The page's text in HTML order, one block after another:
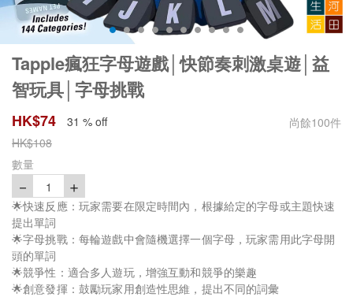
Tapple瘋狂字母遊戲│快節奏刺激桌遊│益
智玩具│字母挑戰
HK$74 31 % off 尚餘100件
HK$108
數量
－ 1 ＋
🌟快速反應：玩家需要在限定時間內，根據給定的字母或主題快速
提出單詞
🌟字母挑戰：每輪遊戲中會隨機選擇一個字母，玩家需用此字母開
頭的單詞
🌟競爭性：適合多人遊玩，增強互動和競爭的樂趣
🌟創意發揮：鼓勵玩家用創造性思維，提出不同的詞彙